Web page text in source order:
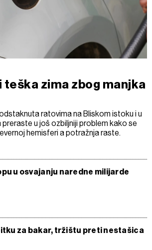
teška zima zbog manjka
ratovima na Bliskom istoku i u
preraste u još ozbiljniji problem kako se
hemisferi a potražnja raste.
u osvajanju naredne milijarde
za bakar, tržištu preti nestašica